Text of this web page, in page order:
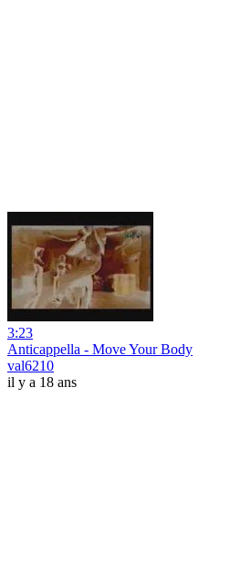
3:23
Anticappella - Move Your Body
val6210
il y a 18 ans